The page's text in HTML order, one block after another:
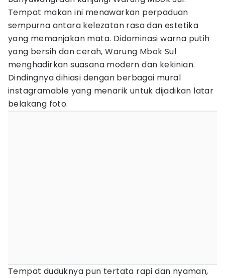
Tempat makan ini menawarkan perpaduan
sempurna antara kelezatan rasa dan estetika
yang memanjakan mata. Didominasi warna putih
yang bersih dan cerah, Warung Mbok Sul
menghadirkan suasana modern dan kekinian.
Dindingnya dihiasi dengan berbagai mural
instagramable yang menarik untuk dijadikan latar
belakang foto.
Tempat duduknya pun tertata rapi dan nyaman,